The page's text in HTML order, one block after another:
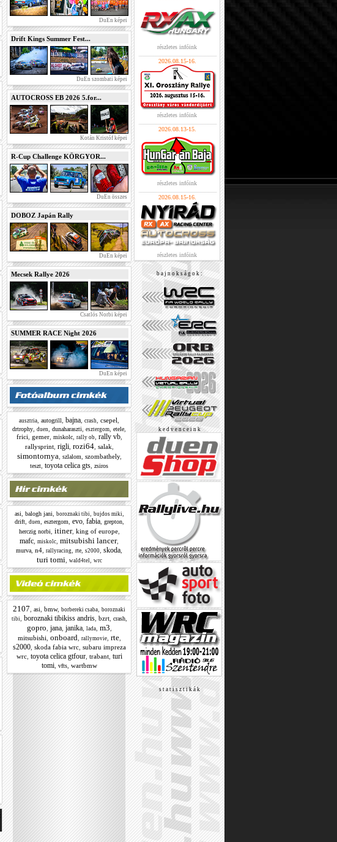
DuEn képei
Drift Kings Summer Fest...
DuEn szombati képei
AUTOCROSS EB 2026 5.for...
Kotán Kristóf képei
R-Cup Challenge KÖRGYOR...
DuEn összes
DOBOZ Japán Rally
DuEn képei
Mecsek Rallye 2026
Csatlós Norbi képei
SUMMER RACE Night 2026
DuEn képei
ausztria autogrill bajna crash csepel
drtrophy duen dunaharaszti esztergom etele
frici gemer, miskolc, rally ob, rally vb,
rallysprint, rigli, rozi64, salak
simontornya szlalom szombathely,
teszt toyota celica gts zsiros
asi balogh jani boroznaki tibi bujdos miki
drift, duen esztergom evo, fabia, grepton,
herczig norbi itiner, king of europe,
mafc miskolc mitsubishi lancer,
murva n4 rallyracing rte s2000 skoda
turi tomi wald4tel wrc
2107 asi bmw, borbereki csaba boroznaki
tibi
boroznaki tibikiss andris, bzrt, crash,
gopro jana, janika, lada, m3
mitsubishi onboard rallymovie, rte,
s2000, skoda fabia wrc, subaru impreza
wrc, toyota celica gtfour, trabant, turi
tomi, vfts, wartbmw
részletes infóink
2026.08.15-16.
részletes infóink
2026.08.13-15.
részletes infóink
2026.08.15-16.
részletes infóink
b a j n o k s á g o k :
k e d v e n c e i n k
s t a t i s z t i k á k